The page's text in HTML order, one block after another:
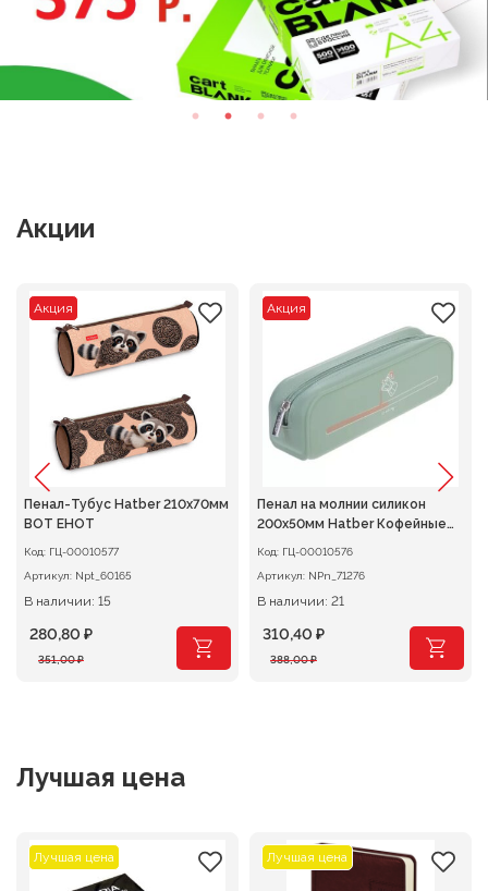
Акции
Акция
Пенал-Тубус Hatber 210х70мм
ВОТ ЕНОТ
Код: ГЦ-00010577
Артикул: Npt_60165
В наличии: 15
351,00₽
Первоначальная
280,80 ₽
Текущая
Акция
Пенал на молнии силикон
200х50мм Hatber Кофейные
Код: ГЦ-00010576
Артикул: NPn_71276
В наличии: 21
388,00₽
Первоначальная
310,40 ₽
Текущая
Лучшая цена
Лучшая цена Лучшая цена